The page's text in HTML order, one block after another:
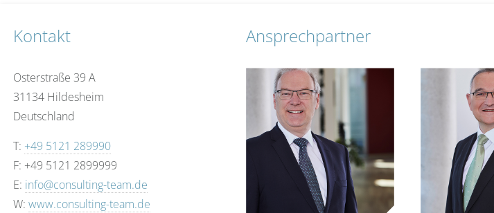
Kontakt
Osterstraße 39 A
31134 Hildesheim
Deutschland
T: +49 5121 289990
F: +49 5121 2899999
E: info@consulting-team.de
W:www.consulting-team.de
Ansprechpartner